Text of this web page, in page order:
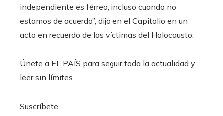
independiente es férreo, incluso cuando no
estamos de acuerdo”, dijo en el Capitolio en un
acto en recuerdo de las víctimas del Holocausto.
Únete a EL PAÍS para seguir toda la actualidad y
leer sin límites.
Suscríbete